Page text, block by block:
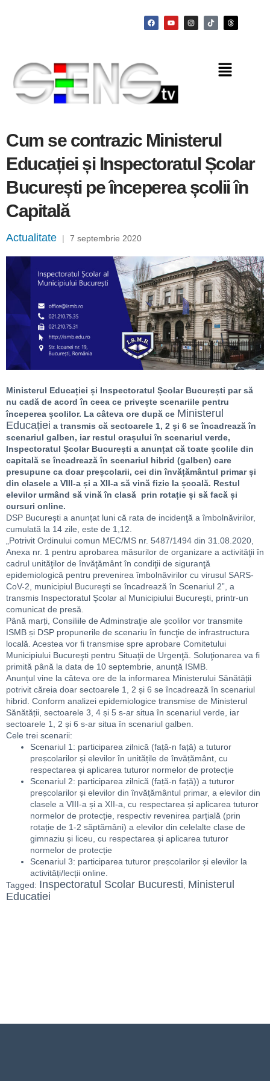
Cum se contrazic Ministerul
Educației și Inspectoratul Școlar
București pe începerea școlii în
Capitală
Actualitate | 7 septembrie 2020
Ministerul Educației și Inspectoratul Școlar București par să
nu cadă de acord în ceea ce privește scenariile pentru
începerea școlilor. La câteva ore după ce Ministerul
Educației a transmis că sectoarele 1, 2 și 6 se încadrează în
scenariul galben, iar restul orașului în scenariul verde,
Inspectoratul Școlar București a anunțat că toate școlile din
capitală se încadrează în scenariul hibrid (galben) care
presupune ca doar preșcolarii, cei din învățământul primar și
din clasele a VIII-a și a XII-a să vină fizic la școală. Restul
elevilor urmând să vină în clasă prin rotație și să facă și
cursuri online.
DSP București a anunțat luni că rata de incidenţă a îmbolnăvirilor,
cumulată la 14 zile, este de 1,12.
„Potrivit Ordinului comun MEC/MS nr. 5487/1494 din 31.08.2020,
Anexa nr. 1 pentru aprobarea măsurilor de organizare a activităţii în
cadrul unităţilor de învăţământ în condiţii de siguranţă
epidemiologică pentru prevenirea îmbolnăvirilor cu virusul SARS-
CoV-2, municipiul Bucureşti se încadrează în Scenariul 2”, a
transmis Inspectoratul Școlar al Municipiului București, printr-un
comunicat de presă.
Până marți, Consiliile de Adminstraţie ale școlilor vor transmite
ISMB și DSP propunerile de scenariu în funcţie de infrastructura
locală. Acestea vor fi transmise spre aprobare Comitetului
Municipiului Bucureşti pentru Situaţii de Urgenţă. Soluţionarea va fi
primită până la data de 10 septembrie, anunță ISMB.
Anunțul vine la câteva ore de la informarea Ministerului Sănătății
potrivit căreia doar sectoarele 1, 2 și 6 se încadrează în scenariul
hibrid. Conform analizei epidemiologice transmise de Ministerul
Sănătății, sectoarele 3, 4 și 5 s-ar situa în scenariul verde, iar
sectoarele 1, 2 și 6 s-ar situa în scenariul galben.
Cele trei scenarii:
Scenariul 1: participarea zilnică (față-n față) a tuturor
preșcolarilor și elevilor în unitățile de învățământ, cu
respectarea și aplicarea tuturor normelor de protecție
Scenariul 2: participarea zilnică (față-n față)) a tuturor
preșcolarilor și elevilor din învățământul primar, a elevilor din
clasele a VIII-a și a XII-a, cu respectarea și aplicarea tuturor
normelor de protecție, respectiv revenirea parțială (prin
rotație de 1-2 săptămâni) a elevilor din celelalte clase de
gimnaziu și liceu, cu respectarea și aplicarea tuturor
normelor de protecție
Scenariul 3: participarea tuturor preșcolarilor și elevilor la
activități/lecții online.
Tagged: Inspectoratul Scolar Bucuresti Ministerul
Educatiei